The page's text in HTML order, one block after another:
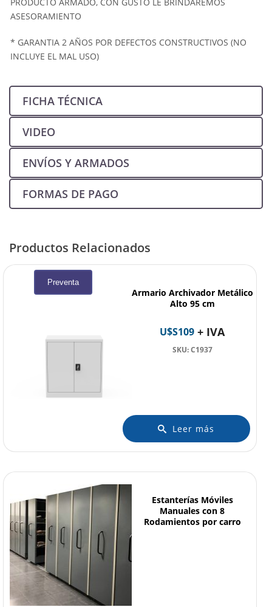
ASESORAMIENTO
* GARANTIA 2 AÑOS POR DEFECTOS CONSTRUCTIVOS (NO
INCLUYE EL MAL USO)
FICHA TÉCNICA
VIDEO
ENVÍOS Y ARMADOS
FORMAS DE PAGO
Productos Relacionados
Armario Archivador Metálico
Alto 95 cm
Preventa
U$S109 + IVA
SKU: C1937
Leer más
Estanterías Móviles
Manuales con 8
Rodamientos por carro